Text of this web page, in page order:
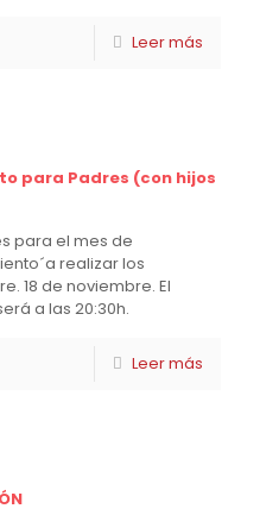
Leer más
para Padres (con hijos
para el mes de
realizar los
18 de noviembre. El
a las 20:30h.
Leer más